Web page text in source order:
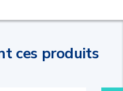
ces produits